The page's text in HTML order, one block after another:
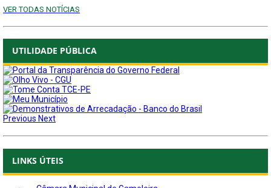
VER TODAS NOTÍCIAS
UTILIDADE PÚBLICA
Previous Next
LINKS ÚTEIS